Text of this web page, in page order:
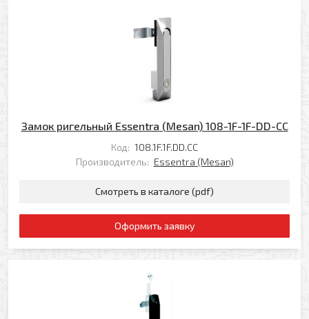
Замок ригельный Essentra (Mesan) 108-1F-1F-DD-CC
Код: 108.1F.1F.DD.CC
Производитель: Essentra (Mesan)
Смотреть в каталоге (pdf)
Оформить заявку